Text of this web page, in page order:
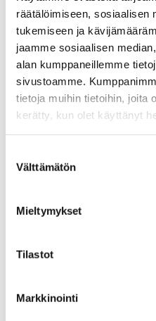
räätälöimiseen, sosiaalisen
tukemiseen ja
jaamme sosiaalisen
alan kumppaneillemme
sivustoamme.
tietoja muihin tietoihin, joita
kerätty, kun olet käyttänyt
valinta
Välttämätön
Mieltymykset
Tilastot
Markkinointi
Yrittäjä, kiinteistönvälittäjä
Sp-Koti Jämsä Kipinä |
Heinonen Oy LKV,
+358 50 463 8663
WhatsApp
Sp-Koti Muurame Kipinä
Sp-Koti Tampere Kipinä